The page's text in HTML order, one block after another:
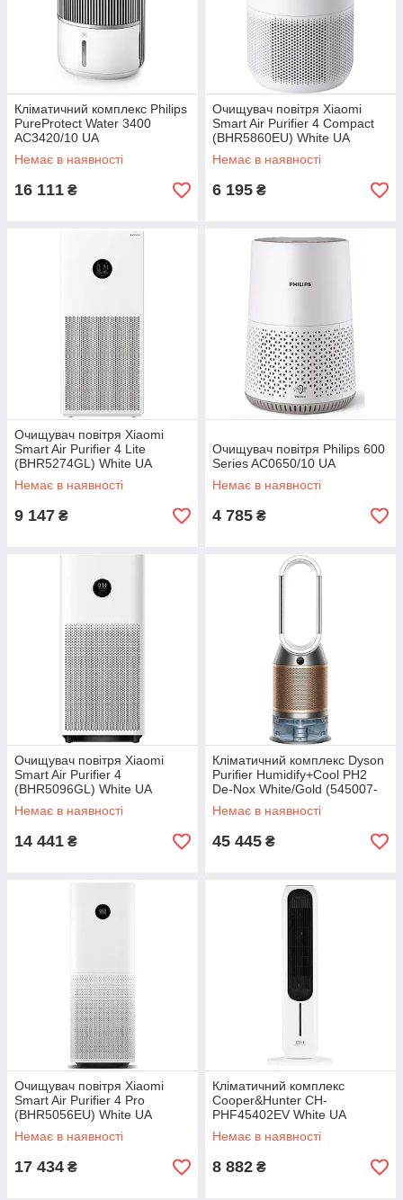
Кліматичний комплекс Philips
PureProtect Water 3400
AC3420/10 UA
Немає в наявності
16 111 ₴
Очищувач повітря Xiaomi
Smart Air Purifier 4 Compact
(BHR5860EU) White UA
Немає в наявності
6 195 ₴
Очищувач повітря Xiaomi
Smart Air Purifier 4 Lite
(BHR5274GL) White UA
Немає в наявності
9 147 ₴
Очищувач повітря Philips 600
Series AC0650/10 UA
Немає в наявності
4 785 ₴
Очищувач повітря Xiaomi
Smart Air Purifier 4
(BHR5096GL) White UA
Немає в наявності
14 441 ₴
Кліматичний комплекс Dyson
Purifier Humidify+Cool PH2
De-Nox White/Gold (545007-
01) EU
Немає в наявності
45 445 ₴
Очищувач повітря Xiaomi
Smart Air Purifier 4 Pro
(BHR5056EU) White UA
Немає в наявності
17 434 ₴
Кліматичний комплекс
Cooper&Hunter CH-
PHF45402EV White UA
Немає в наявності
8 882 ₴